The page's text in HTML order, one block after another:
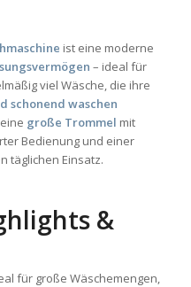
ist eine moderne
– ideal für
viel Wäsche, die ihre
schonend waschen
große Trommel mit
Bedienung und einer
täglichen Einsatz.
&
für große Wäschemengen,